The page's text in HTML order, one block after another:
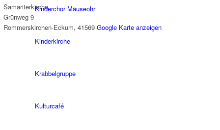
Kinderchor Mäuseohr
Kinderkirche
Krabbelgruppe
Kulturcafé
Samariterkirche
Grünweg 9
Rommerskirchen-Eckum, 41569 Google Karte anzeigen